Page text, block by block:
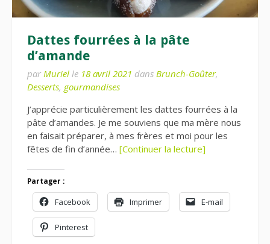
Dattes fourrées à la pâte
d’amande
par Muriel le 18 avril 2021 dans Brunch-Goûter,
Desserts, gourmandises
J’apprécie particulièrement les dattes fourrées à la
pâte d’amandes. Je me souviens que ma mère nous
en faisait préparer, à mes frères et moi pour les
fêtes de fin d’année… [Continuer la lecture]
Partager :
Facebook Imprimer E-mail
Pinterest